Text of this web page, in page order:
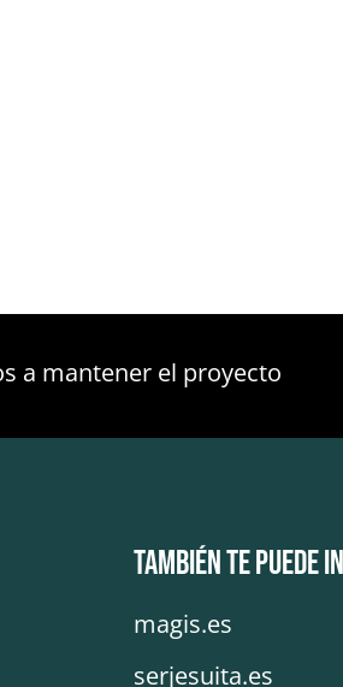
a mantener el proyecto
También te puede
magis.es
serjesuita.es